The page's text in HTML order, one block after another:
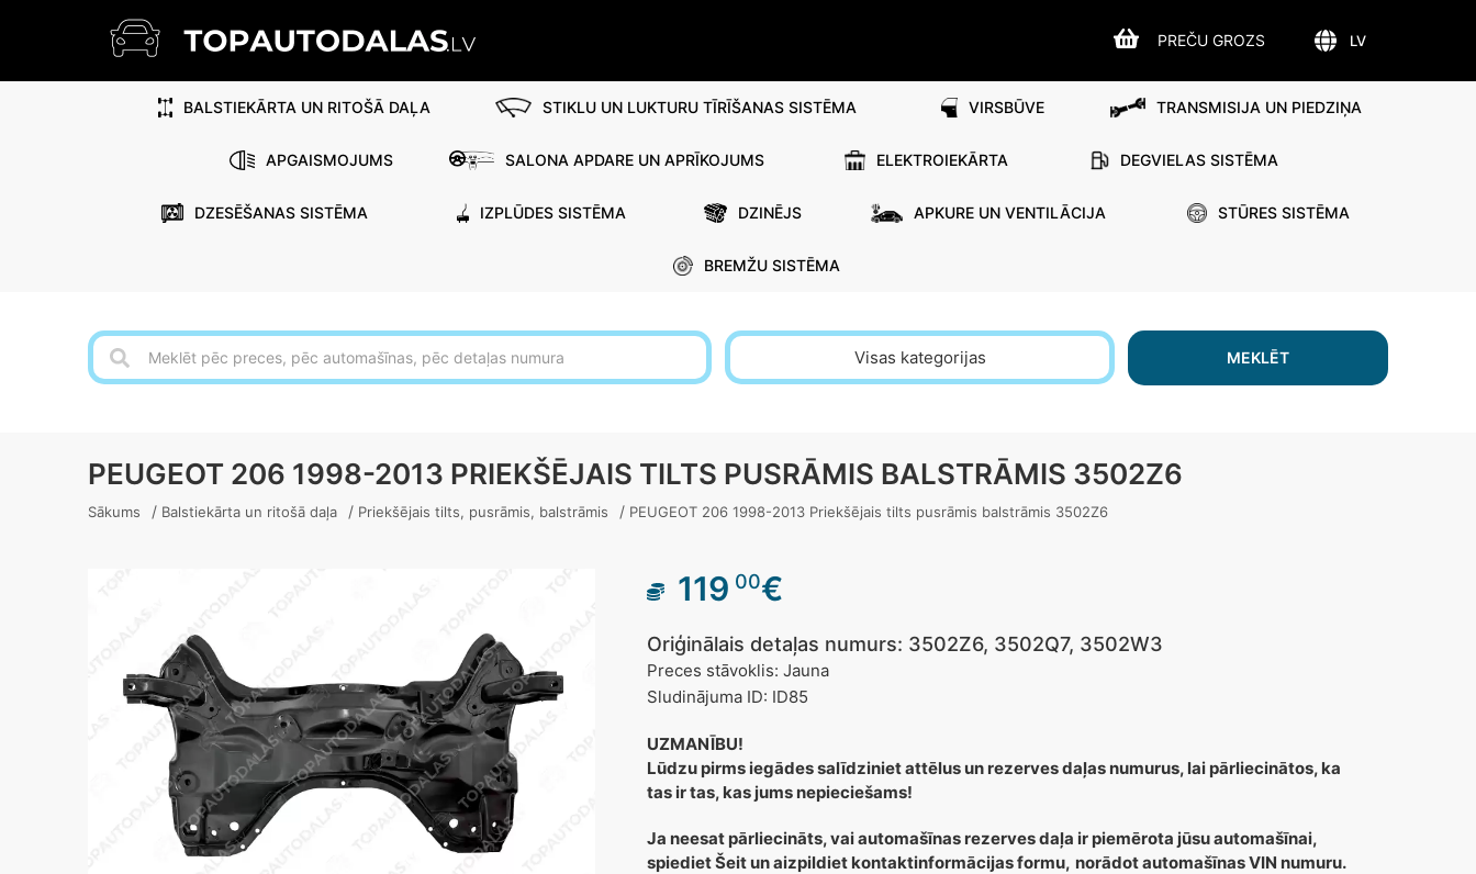
BALSTIEKĀRTA UN RITOŠĀ DAĻA STIKLU UN LUKTURU TĪRĪŠANAS SISTĒMA VIRSBŪVE TRANSMISIJA UN PIEDZIŅA
APGAISMOJUMS SALONA APDARE UN APRĪKOJUMS ELEKTROIEKĀRTA DEGVIELAS SISTĒMA
DZESĒŠANAS SISTĒMA IZPLŪDES SISTĒMA DZINĒJS APKURE UN VENTILĀCIJA STŪRES SISTĒMA
BREMŽU SISTĒMA
Visas kategorijas MEKLĒT
PEUGEOT 206 1998-2013 PRIEKŠĒJAIS TILTS PUSRĀMIS BALSTRĀMIS 3502Z6
Sākums / Balstiekārta un ritošā daļa / Priekšējais tilts, pusrāmis, balstrāmis / PEUGEOT 206 1998-2013 Priekšējais tilts pusrāmis balstrāmis 3502Z6
119 00€
Oriģinālais detaļas numurs: 3502Z6, 3502Q7, 3502W3
Preces stāvoklis: Jauna
Sludinājuma ID: ID85
UZMANĪBU!
Lūdzu pirms iegādes salīdziniet attēlus un rezerves daļas numurus, lai pārliecinātos, ka
tas ir tas, kas jums nepieciešams!
Ja neesat pārliecināts, vai automašīnas rezerves daļa ir piemērota jūsu automašīnai,
spiediet Šeit un aizpildiet kontaktinformācijas formu, norādot automašīnas VIN numuru.
LV
PREČU GROZS